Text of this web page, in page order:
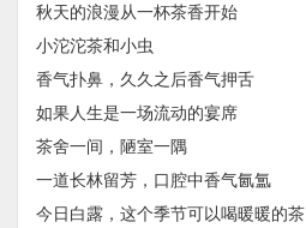
秋天的浪漫从一杯茶香开始
小沱沱茶和小虫
香气扑鼻，久久之后香气押舌
如果人生是一场流动的宴席
茶舍一间，陋室一隅
一道长林留芳，口腔中香气氤氲
今日白露，这个季节可以喝暖暖的茶